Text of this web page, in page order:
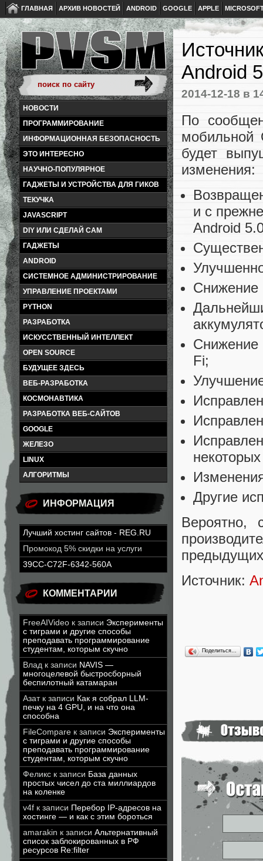
ГЛАВНАЯ АРХИВ НОВОСТЕЙ ANDROID GOOGLE APPLE
НОВОСТИ
ПРОГРАММИРОВАНИЕ
ИНФОРМАЦИОННАЯ БЕЗОПАСНОСТЬ
ЭТО ИНТЕРЕСНО
НАУЧНО-ПОПУЛЯРНОЕ
ГАДЖЕТЫ И УСТРОЙСТВА ДЛЯ ГИКОВ
ТЕКУЧКА
JAVASCRIPT
DIY ИЛИ СДЕЛАЙ САМ
ГАДЖЕТЫ
ANDROID
СИСТЕМНОЕ АДМИНИСТРИРОВАНИЕ
УПРАВЛЕНИЕ ПРОЕКТАМИ
PYTHON
РАЗРАБОТКА
ИСКУССТВЕННЫЙ ИНТЕЛЛЕКТ
OPEN SOURCE
БУДУЩЕЕ ЗДЕСЬ
ВЕБ-РАЗРАБОТКА
КОСМОНАВТИКА
РАЗРАБОТКА ВЕБ-САЙТОВ
GOOGLE
ЖЕЛЕЗО
LINUX
АЛГОРИТМЫ
ИНФОРМАЦИЯ
Лучший хостинг сайтов - REG.RU
Промокод 5% скидки на услуги
39CC-C72F-6342-560A
КОММЕНТАРИИ
FreeAIVideo к записи Эксперименты
с тиграми и другие способы
преподавать программирование
студентам, которым скучно
Влад к записи NAVIS —
многоцелевой быстросборный
беспилотный катамаран
Азатк записи Как я собрал LLM-
печку на 4 GPU, и на что она
способна
FileCompare к записи Эксперименты
с тиграми и другие способы
преподавать программирование
студентам, которым скучно
Феликс к записи База данных
простых чисел до ста миллиардов
на коленке
v4f к записи Перебор IP-адресов на
хостинге — и как с этим бороться
amarakin к записи Альтернативный
список заблокированных в РФ
ресурсов Re:filter
Android
2014-12-18 в
По
мобильной
будет
изменения:
и с
Android
Снижение
Снижение
Fi;
Другие
Вероятно,
Источник:
Поделиться…